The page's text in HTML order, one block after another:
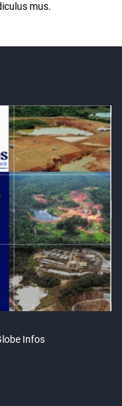
mus.
Infos